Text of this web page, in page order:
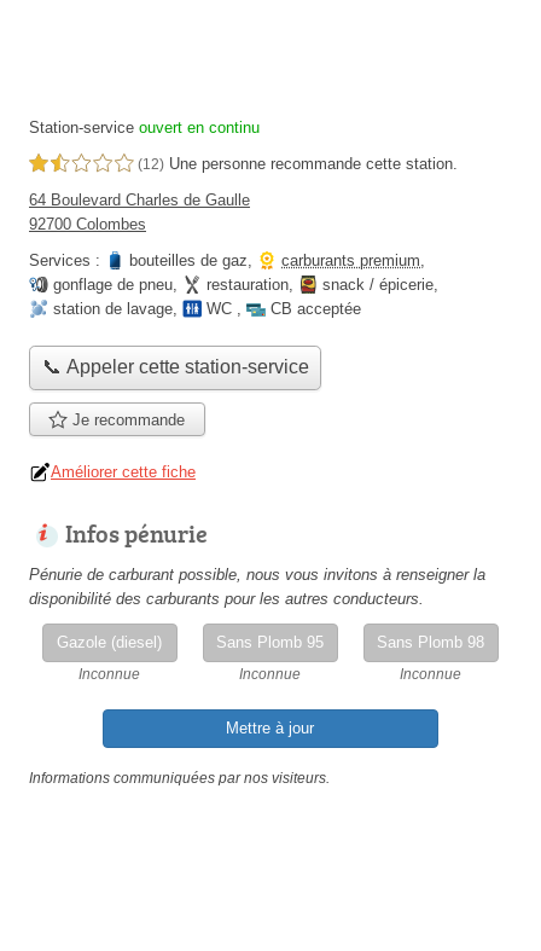
Station-service ouvert en continu
1,5 étoiles sur 5 (12) Une personne recommande cette station.
64 Boulevard Charles de Gaulle
92700 Colombes
Services :
bouteilles de gaz, carburants premium,
gonflage de pneu, restauration, snack / épicerie,
station de lavage, WC , CB acceptée
📞 Appeler cette station-service
Je recommande
Améliorer cette fiche
Infos pénurie
Pénurie de carburant possible, nous vous invitons à renseigner la
disponibilité des carburants pour les autres conducteurs.
Gazole (diesel)
Inconnue
Sans Plomb 95
Inconnue
Sans Plomb 98
Inconnue
Mettre à jour
Informations communiquées par nos visiteurs.